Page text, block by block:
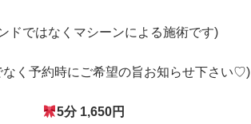
ドではなくマシーンによる施術です)
なく予約時にご希望の旨お知らせ下さい♡)
5分 1,650円